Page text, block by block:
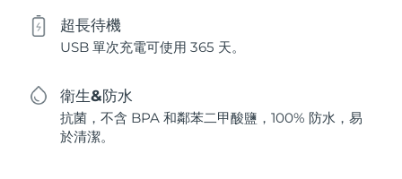
超長待機
USB 單次充電可使用 365 天。
衛生&防水
抗菌，不含 BPA 和鄰苯二甲酸鹽，100% 防水，易
於清潔。